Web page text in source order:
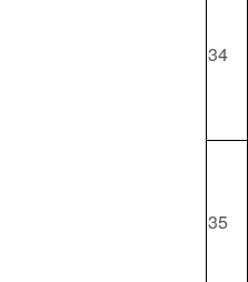
34
35